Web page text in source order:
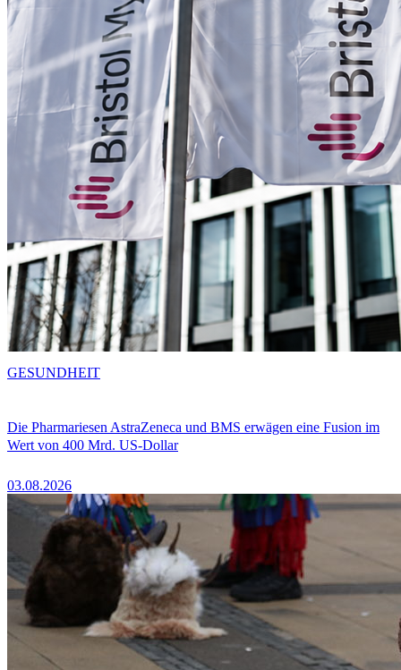
Die Pharmariesen AstraZeneca und BMS erwägen eine Fusion im
Wert von 400 Mrd. US-Dollar
03.08.2026
GESUNDHEIT